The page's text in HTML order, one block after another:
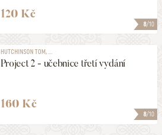
8/10
120 Kč
8/10
HUTCHINSON TOM, ...
Project 2 - učebnice třetí vydání
160 Kč